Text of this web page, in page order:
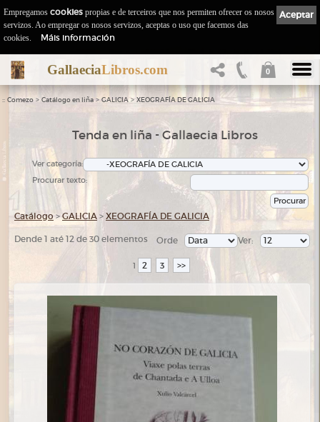
GallaeciaLibros.com 0
:: Comezo > Catálogo en liña > GALICIA> XEOGRAFÍA DE GALICIA
Tenda en liña - Gallaecia Libros
Ver categoría:
Procurar texto:
Catálogo >GALICIA > XEOGRAFÍA DE GALICIA
Dende 1 até 12 de 30 elementos Ver:
Orde
1 2 3 >>
Aceptar
Empregamos cookies propias e de terceiros que nos permiten ofrecer os nosos
servizos. Ao empregar os nosos servizos, aceptas o uso que facemos das
cookies.
Máis información